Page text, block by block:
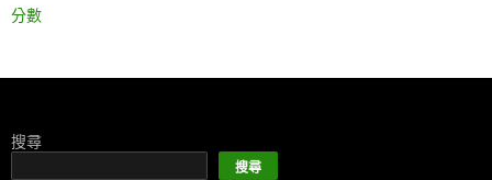
分數
搜尋
搜尋